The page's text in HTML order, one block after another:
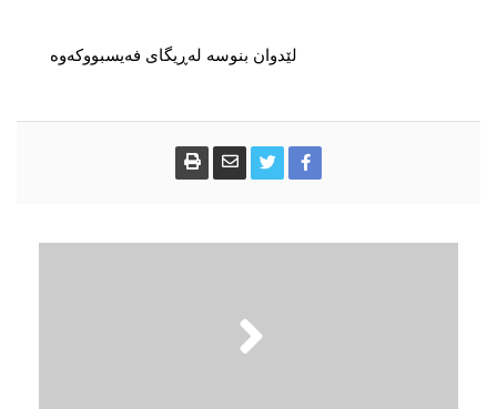
لێدوان بنوسە لەڕیگای فەیسبووکەوە